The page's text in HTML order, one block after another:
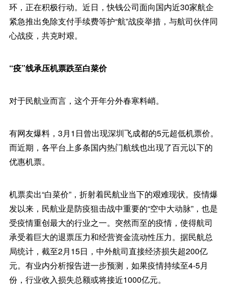
环，正在积极行动。近日，快钱公司面向国内近30家航企
紧急推出免除支付手续费等护“航”战疫举措，与航司伙伴同
心战疫，共克时艰。
“疫”线承压机票跌至白菜价
对于民航业而言，这个开年分外春寒料峭。
有网友爆料，3月1日曾出现深圳飞成都的5元超低机票价。
而近期，各平台上多条国内热门航线也出现了百元以下的
优惠机票。
机票卖出“白菜价”，折射着民航业当下的艰难现状。疫情爆
发以来，民航业是防疫狙击战中重要的“空中大动脉”，也是
受疫情重创最大的行业之一。突然而至的疫情，使得航司
承受着巨大的退票压力和经营资金流动性压力。据民航总
局统计，截至2月15日，中外航司直接经济损失超200亿
元。有业内分析报告进一步预测，如果疫情持续至4-5月
份，行业收入损失总额或将接近1000亿元。